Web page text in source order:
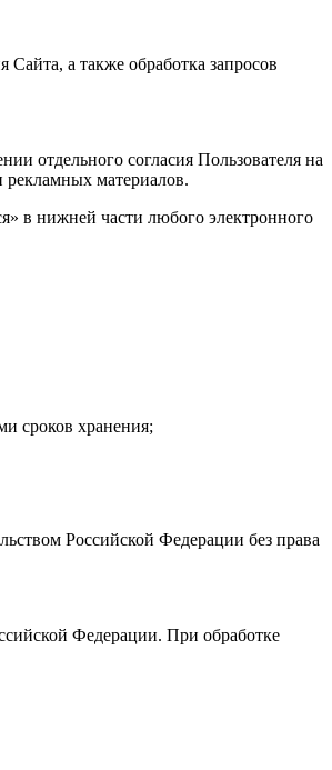
а также обработка запросов
отдельного согласия Пользователя на
рекламных материалов.
в нижней части любого электронного
сроков хранения;
Российской Федерации без права
Федерации. При обработке